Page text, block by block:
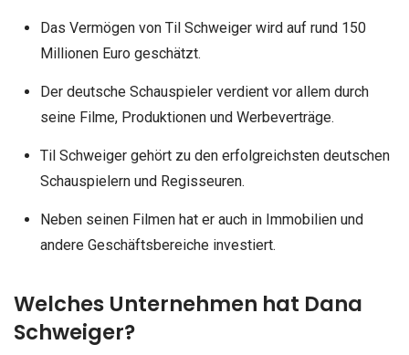
Das Vermögen von Til Schweiger wird auf rund 150
Millionen Euro geschätzt.
Der deutsche Schauspieler verdient vor allem durch
seine Filme, Produktionen und Werbeverträge.
Til Schweiger gehört zu den erfolgreichsten deutschen
Schauspielern und Regisseuren.
Neben seinen Filmen hat er auch in Immobilien und
andere Geschäftsbereiche investiert.
Welches Unternehmen hat Dana
Schweiger?